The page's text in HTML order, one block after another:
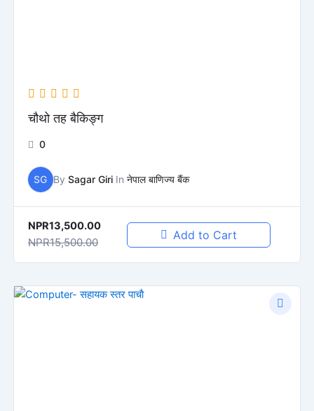
चौथो तह बैकिङ्ग
0
SG By Sagar GiriIn नेपाल बाणिज्य बैंक
NPR13,500.00
NPR15,500.00
Add to Cart